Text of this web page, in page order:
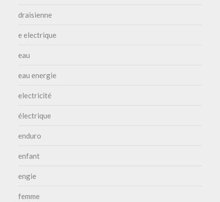
draisienne
e electrique
eau
eau energie
electricité
électrique
enduro
enfant
engie
femme